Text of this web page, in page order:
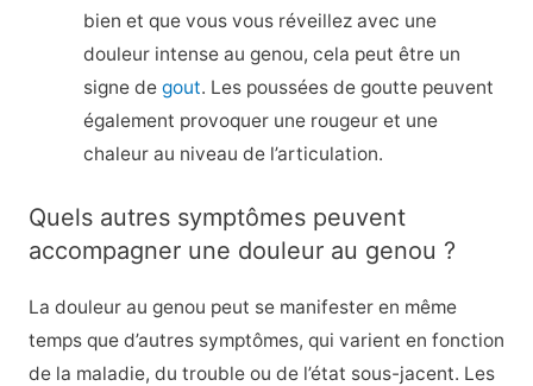
bien et que vous vous réveillez avec une
douleur intense au genou, cela peut être un
signe degout. Les poussées de goutte peuvent
également provoquer une rougeur et une
chaleur au niveau de l’articulation.
Quels autres symptômes peuvent
accompagner une douleur au genou ?
La douleur au genou peut se manifester en même
temps que d’autres symptômes, qui varient en fonction
de la maladie, du trouble ou de l’état sous-jacent. Les